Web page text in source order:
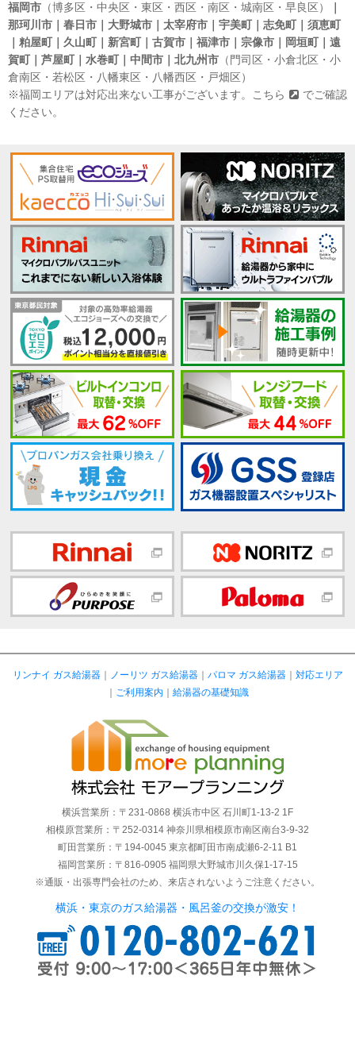
福岡市 （博多区・中央区・東区・西区・南区・城南区・早良区）
那珂川市｜春日市｜大野城市｜太宰府市｜宇美町｜志免町｜須恵町
｜粕屋町｜久山町｜新宮町｜古賀市｜福津市｜宗像市｜岡垣町｜遠
賀町｜芦屋町｜水巻町｜中間市｜北九州市 （門司区・小倉北区・小
倉南区・若松区・八幡東区・八幡西区・戸畑区）
※福岡エリアは対応出来ない工事がございます。
こちら
でご確認
ください。
リンナイ ガス給湯器｜ ノーリツ ガス給湯器｜ パロマ ガス給湯器｜ 対応エリア
｜ ご利用案内 ｜ 給湯器の基礎知識
横浜営業所：〒231-0868 横浜市中区 石川町1-13-2 1F
相模原営業所：〒252-0314 神奈川県相模原市南区南台3-9-32
町田営業所：〒194-0045 東京都町田市南成瀬6-2-11 B1
福岡営業所：〒816-0905 福岡県大野城市川久保1-17-15
※通販・出張専門会社のため、来店されないようご注意ください。
横浜・東京のガス給湯器・風呂釜の交換が激安！